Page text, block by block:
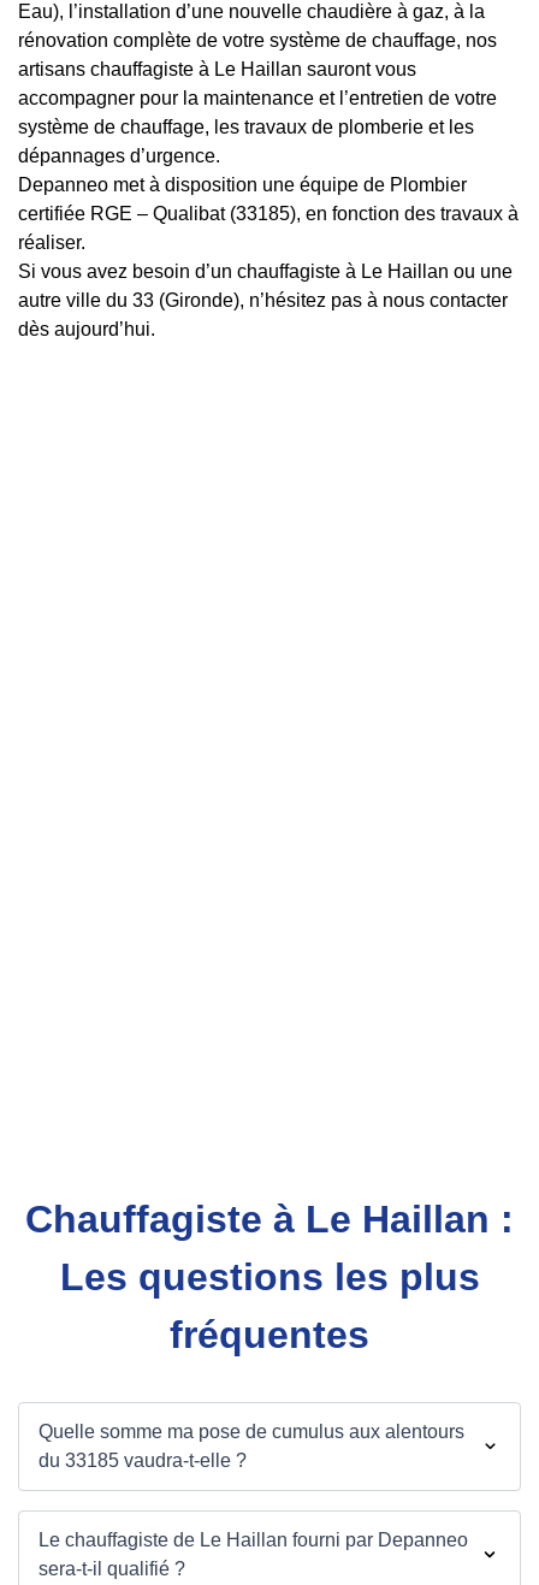
Eau), l’installation d’une nouvelle chaudière à gaz, à la
rénovation complète de votre système de chauffage, nos
artisans chauffagiste à Le Haillan sauront vous
accompagner pour la maintenance et l’entretien de votre
système de chauffage, les travaux de plomberie et les
dépannages d’urgence.
Depanneo met à disposition une équipe de Plombier
certifiée RGE – Qualibat (33185), en fonction des travaux à
réaliser.
Si vous avez besoin d’un chauffagiste à Le Haillan ou une
autre ville du 33 (Gironde), n’hésitez pas à nous contacter
dès aujourd’hui.
Chauffagiste à Le Haillan :
Les questions les plus
fréquentes
Quelle somme ma pose de cumulus aux alentours
du 33185 vaudra-t-elle ?
Le chauffagiste de Le Haillan fourni par Depanneo
sera-t-il qualifié ?